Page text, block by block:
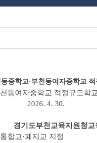
동중학교·부천동여자중학교
동여자중학교 적정규모
30.
원청교육
합교·폐지교 지정